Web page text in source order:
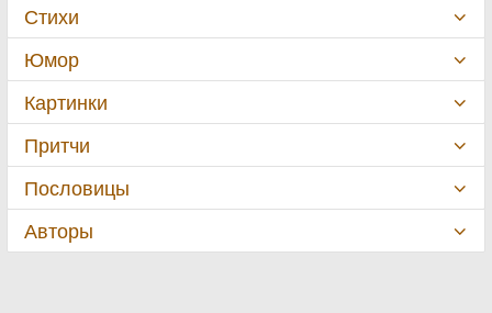
Стихи
Юмор
Картинки
Притчи
Пословицы
Авторы